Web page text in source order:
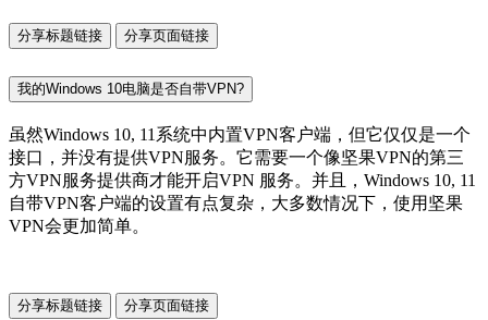
分享标题链接 分享页面链接
我的Windows 10电脑是否自带VPN?
虽然Windows 10, 11系统中内置VPN客户端，但它仅仅是一个
接口，并没有提供VPN服务。它需要一个像坚果VPN的第三
方VPN服务提供商才能开启VPN 服务。并且，Windows 10, 11
自带VPN客户端的设置有点复杂，大多数情况下，使用坚果
VPN会更加简单。
分享标题链接 分享页面链接